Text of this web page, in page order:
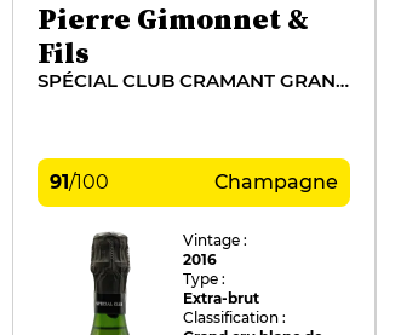
Pierre Gimonnet &
Fils
SPÉCIAL CLUB CRAMANT GRAND CRU
91/100 Champagne
Vintage :
2016
Type :
Extra-brut
Classification :